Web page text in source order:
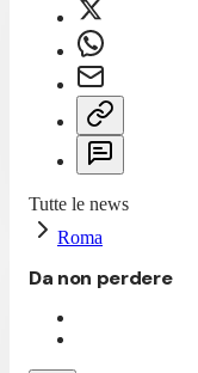
Tutte le news
Roma
Da non perdere